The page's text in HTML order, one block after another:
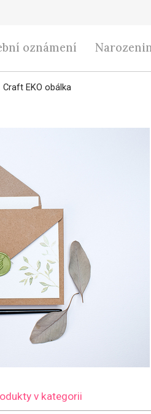
oznámení
Craft EKO obálka
v kategorii